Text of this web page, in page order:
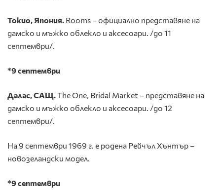
Токио, Япония. Rooms – официално представяне на
дамско и мъжко облекло и аксесоари. /до 11
септември/.
*9 септември
Далас, САЩ.The One, Bridal Market – представяне на
дамско и мъжко облекло и аксесоари. /до 12
септември/.
На 9 септември 1969 г. е родена Рейчъл Хънтър –
новозеландски модел.
*9 септември